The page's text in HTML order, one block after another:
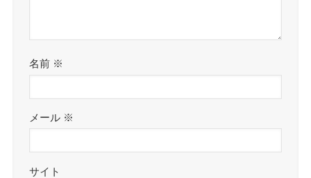
名前 ※
メール ※
サイト